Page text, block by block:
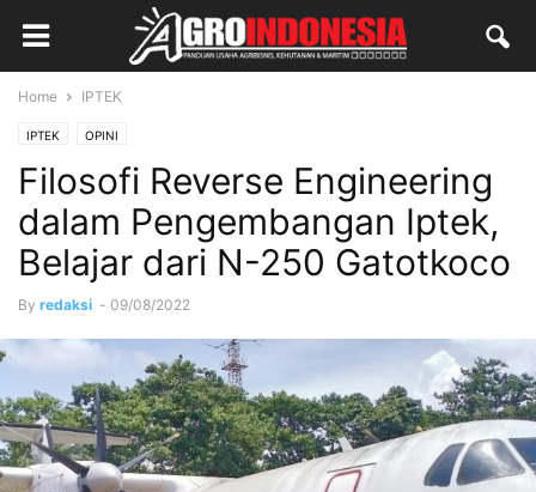
Home IPTEK
IPTEK OPINI
Filosofi Reverse Engineering
dalam Pengembangan Iptek,
Belajar dari N-250 Gatotkoco
By redaksi - 09/08/2022